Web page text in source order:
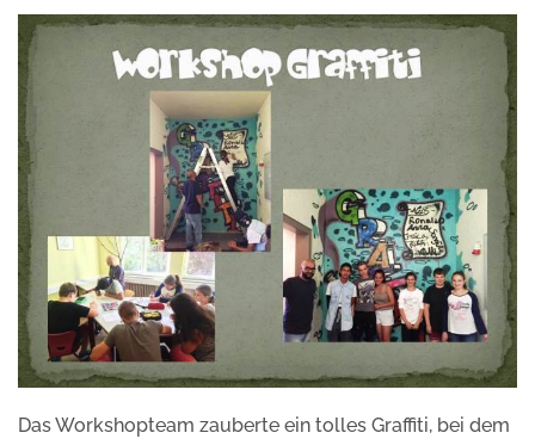
Das Workshopteam zauberte ein tolles Graffiti, bei dem